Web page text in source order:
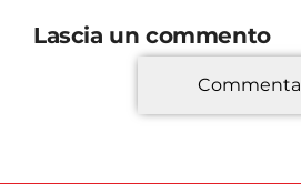
Lascia un commento
*
Commenta